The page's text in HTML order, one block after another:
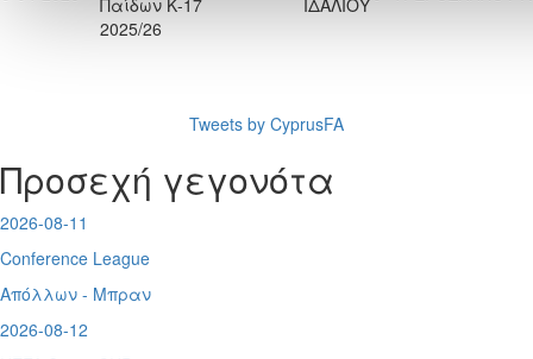
Παίδων Κ-17
2025/26
ΙΔΑΛΙΟΥ
Tweets by CyprusFA
Προσεχή γεγονότα
2026-08-11
Conference League
Απόλλων - Μπραν
2026-08-12